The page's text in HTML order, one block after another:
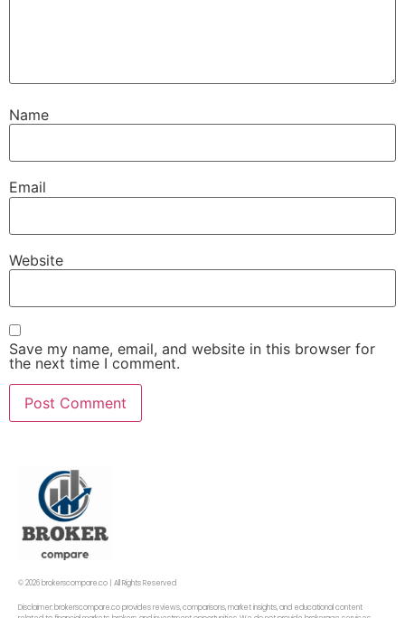
Name
Email
Website
Save my name, email, and website in this browser for
the next time I comment.
© 2026 brokerscompare.co | All Rights Reserved
Disclaimer: brokerscompare.co provides reviews, comparisons, market insights, and educational content